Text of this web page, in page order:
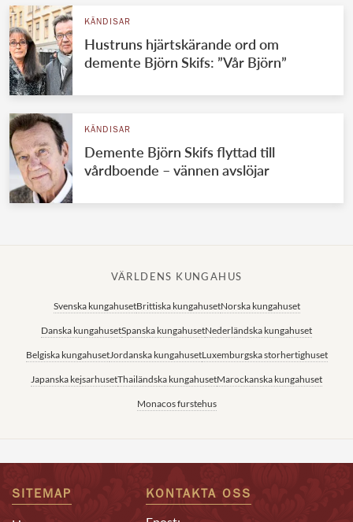
KÄNDISAR
Hustruns hjärtskärande ord om
demente Björn Skifs: ”Vår Björn”
KÄNDISAR
Demente Björn Skifs flyttad till
vårdboende – vännen avslöjar
VÄRLDENS KUNGAHUS
Svenska kungahusetBrittiska kungahusetNorska kungahuset
Danska kungahusetSpanska kungahusetNederländska kungahuset
Belgiska kungahusetJordanska kungahusetLuxemburgska storhertighuset
Japanska kejsarhusetThailändska kungahusetMarockanska kungahuset
Monacos furstehus
SITEMAP KONTAKTA OSS